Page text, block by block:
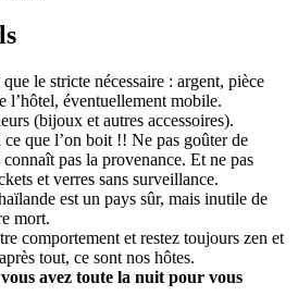
le stricte nécessaire : argent, pièce
l’hôtel, éventuellement mobile.
(bijoux et autres accessoires).
ce que l’on boit !! Ne pas goûter de
pas la provenance. Et ne pas
et verres sans surveillance.
est un pays sûr, mais inutile de
mort.
comportement et restez toujours zen et
tout, ce sont nos hôtes.
avez toute la nuit pour vous